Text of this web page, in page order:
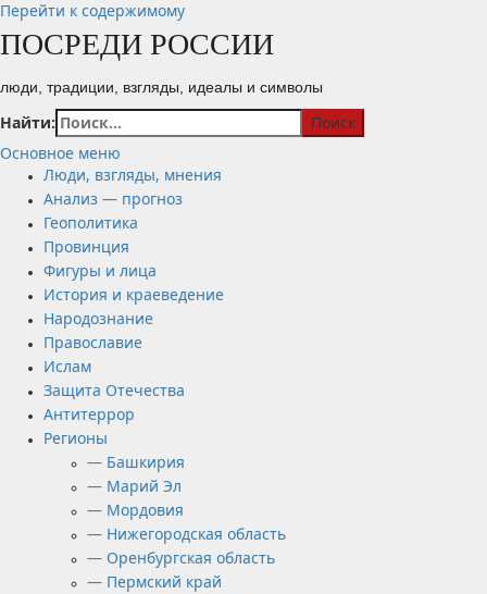
Перейти к содержимому
ПОСРЕДИ РОССИИ
люди, традиции, взгляды, идеалы и символы
Найти:
Основное меню
Люди, взгляды, мнения
Анализ — прогноз
Геополитика
Провинция
Фигуры и лица
История и краеведение
Народознание
Православие
Ислам
Защита Отечества
Антитеррор
Регионы
— Башкирия
— Марий Эл
— Мордовия
— Нижегородская область
— Оренбургская область
— Пермский край